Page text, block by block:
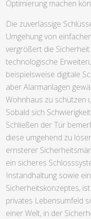
Optimierung machen
Die zuverlässige
Umgehung von
vergrößert die
technologische
beispielsweise digitale
aber Alarmanlagen
Wohnhaus zu schützen
Sobald sich
Schließen der Tür
diese umgehend zu
ernsterer
ein sicheres
Instandhaltung sowie
Sicherheitskonzeptes,
privates Lebensumfeld
einer Welt, in der